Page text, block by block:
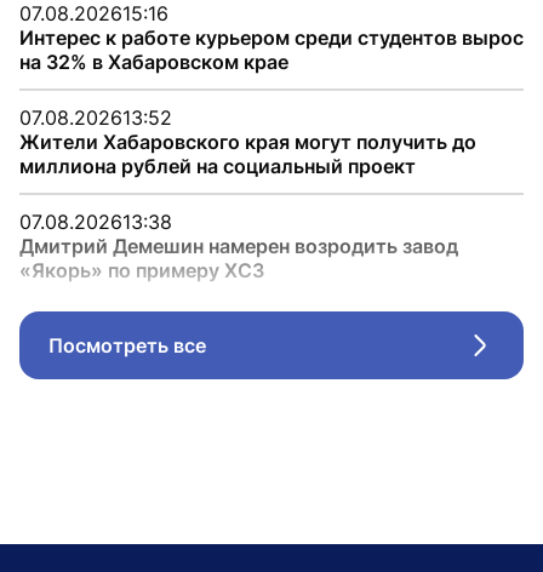
07.08.202615:16
Интерес к работе курьером среди студентов вырос
на 32% в Хабаровском крае
07.08.202613:52
Жители Хабаровского края могут получить до
миллиона рублей на социальный проект
07.08.202613:38
Дмитрий Демешин намерен возродить завод
«Якорь» по примеру ХСЗ
Посмотреть все